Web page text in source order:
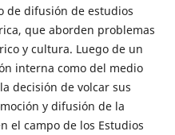
de difusión de estudios
que aborden problemas
y cultura. Luego de un
interna como del medio
decisión de volcar sus
y difusión de la
el campo de los Estudios